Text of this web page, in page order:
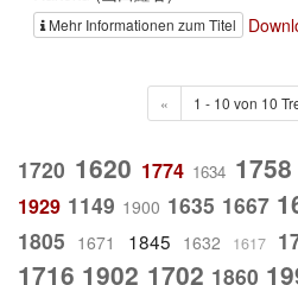
Mehr Informationen zum Titel
« 1 - 10 von 10
1720 1620 1774 1634 1758
1929 1149 1900 1635 1667
1805 1671 1845 1632 1617
1716 1902 1702 1860